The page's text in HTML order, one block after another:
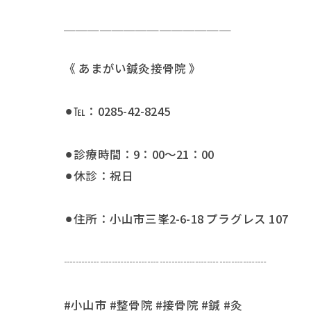
《 あまがい鍼灸接骨院 》
⚫︎℡：0285-42-8245
⚫︎診療時間：9：00〜21：00
⚫︎休診：祝日
⚫︎住所：小山市三峯2-6-18 プラグレス 107
┈┈┈┈┈┈┈┈┈┈┈┈┈┈┈┈┈
#小山市 #整骨院 #接骨院 #鍼 #灸